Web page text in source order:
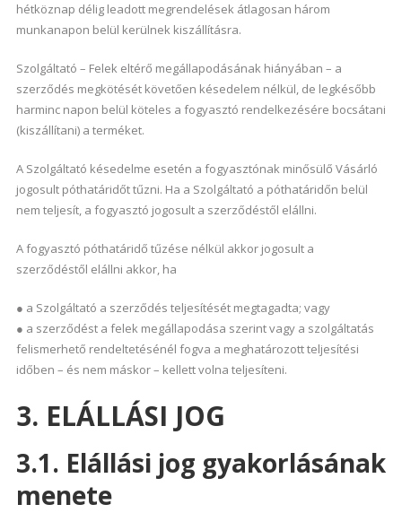
hétköznap délig leadott megrendelések átlagosan három
munkanapon belül kerülnek kiszállításra.
Szolgáltató – Felek eltérő megállapodásának hiányában – a
szerződés megkötését követően késedelem nélkül, de legkésőbb
harminc napon belül köteles a fogyasztó rendelkezésére bocsátani
(kiszállítani) a terméket.
A Szolgáltató késedelme esetén a fogyasztónak minősülő Vásárló
jogosult póthatáridőt tűzni. Ha a Szolgáltató a póthatáridőn belül
nem teljesít, a fogyasztó jogosult a szerződéstől elállni.
A fogyasztó póthatáridő tűzése nélkül akkor jogosult a
szerződéstől elállni akkor, ha
● a Szolgáltató a szerződés teljesítését megtagadta; vagy
● a szerződést a felek megállapodása szerint vagy a szolgáltatás
felismerhető rendeltetésénél fogva a meghatározott teljesítési
időben – és nem máskor – kellett volna teljesíteni.
3. ELÁLLÁSI JOG
3.1. Elállási jog gyakorlásának
menete